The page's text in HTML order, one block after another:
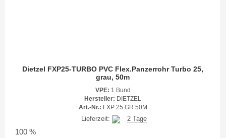
Dietzel FXP25-TURBO PVC Flex.Panzerrohr Turbo 25,
grau, 50m
VPE: 1 Bund
Hersteller: DIETZEL
Art.-Nr.: FXP 25 GR 50M
Lieferzeit: 2 Tage
100 %